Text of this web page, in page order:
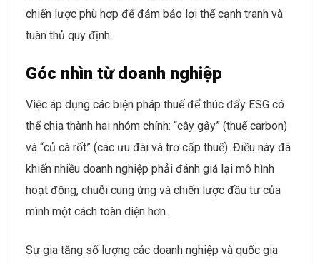
chiến lược phù hợp để đảm bảo lợi thế cạnh tranh và
tuân thủ quy định.
Góc nhìn từ doanh nghiệp
Việc áp dụng các biện pháp thuế để thúc đẩy ESG có
thể chia thành hai nhóm chính: “cây gậy” (thuế carbon)
và “củ cà rốt” (các ưu đãi và trợ cấp thuế). Điều này đã
khiến nhiều doanh nghiệp phải đánh giá lại mô hình
hoạt động, chuỗi cung ứng và chiến lược đầu tư của
mình một cách toàn diện hơn.
Sự gia tăng số lượng các doanh nghiệp và quốc gia